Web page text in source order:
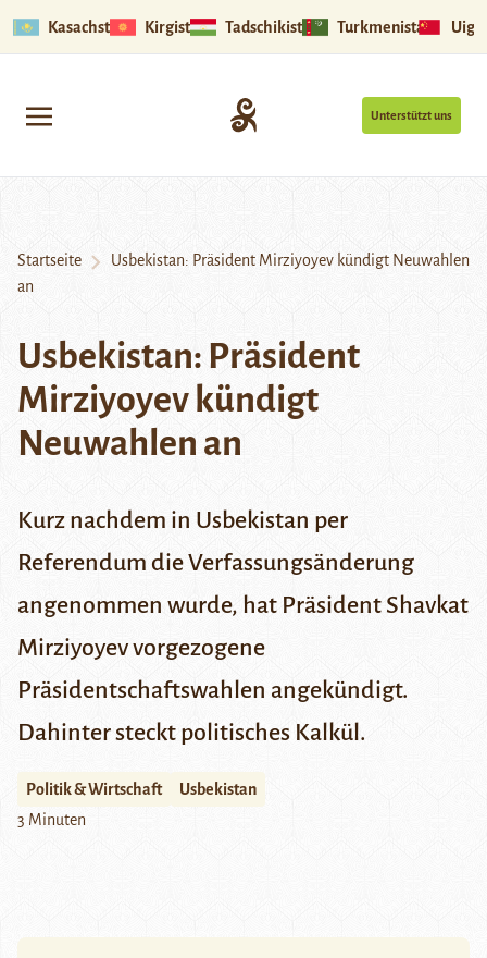
Kasachstan Kirgistan Tadschikistan Turkmenistan
Unterstützt uns
Startseite
Usbekistan: Präsident Mirziyoyev kündigt Neuwahlen
an
Usbekistan: Präsident
Mirziyoyev kündigt
Neuwahlen an
Kurz nachdem in Usbekistan per
Referendum die Verfassungsänderung
angenommen wurde, hat Präsident Shavkat
Mirziyoyev vorgezogene
Präsidentschaftswahlen angekündigt.
Dahinter steckt politisches Kalkül.
Politik & Wirtschaft
Usbekistan
3 Minuten